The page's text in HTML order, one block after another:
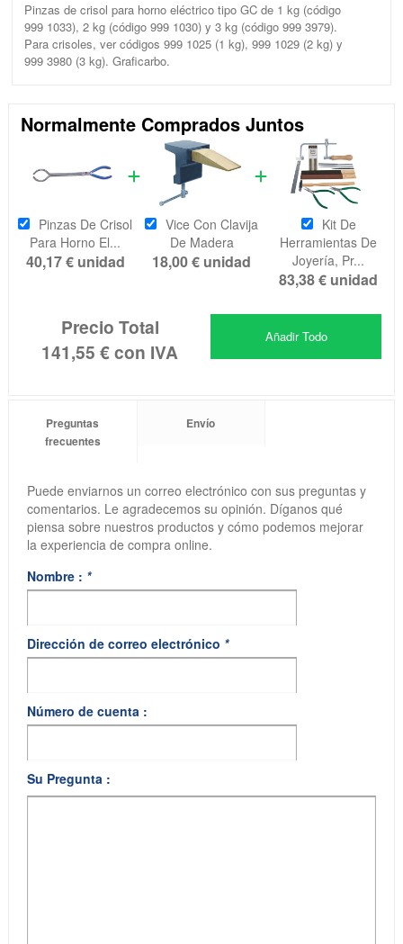
Pinzas de crisol para horno eléctrico tipo GC de 1 kg (código
999 1033), 2 kg (código 999 1030) y 3 kg (código 999 3979).
Para crisoles, ver códigos 999 1025 (1 kg), 999 1029 (2 kg) y
999 3980 (3 kg). Graficarbo.
Normalmente Comprados Juntos
Pinzas De Crisol
Para Horno El...
40,17 € unidad
Vice Con Clavija
De Madera
18,00 € unidad
Kit De
Herramientas De
Joyería, Pr...
83,38 € unidad
Precio Total
141,55 €con IVA
Añadir Todo
Preguntas
frecuentes
Envío
Puede enviarnos un correo electrónico con sus preguntas y
comentarios. Le agradecemos su opinión. Díganos qué
piensa sobre nuestros productos y cómo podemos mejorar
la experiencia de compra online.
Nombre : *
Dirección de correo electrónico *
Número de cuenta :
Su Pregunta :